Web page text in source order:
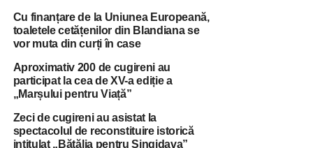
Cu finanțare de la Uniunea Europeană,
toaletele cetățenilor din Blandiana se
vor muta din curți în case
Aproximativ 200 de cugireni au
participat la cea de XV-a ediție a
„Marșului pentru Viață”
Zeci de cugireni au asistat la
spectacolul de reconstituire istorică
intitulat „Bătălia pentru Singidava”